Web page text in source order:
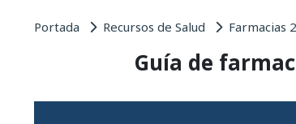
Portada Recursos de Salud Farmacias
Guía de